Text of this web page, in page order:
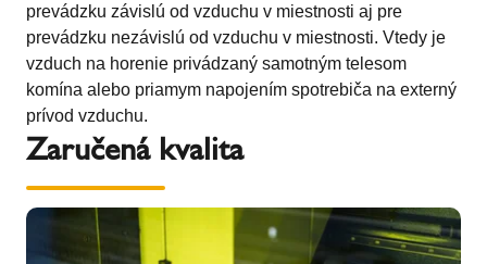
prevádzku závislú od vzduchu v miestnosti aj pre
prevádzku nezávislú od vzduchu v miestnosti. Vtedy je
vzduch na horenie privádzaný samotným telesom
komína alebo priamym napojením spotrebiča na externý
prívod vzduchu.
Zaručená kvalita